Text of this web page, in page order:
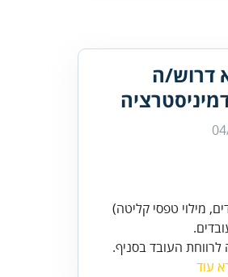
דרוש/ה
לרווחת העובד בסניף.
עוד